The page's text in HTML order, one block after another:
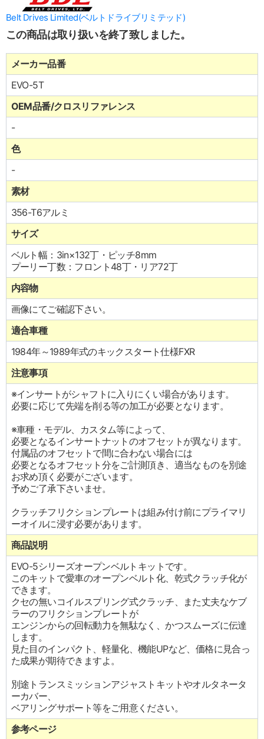
Belt Drives Limited(ベルトドライブリミテッド)
この商品は取り扱いを終了致しました。
メーカー品番
EVO-5T
OEM品番/クロスリファレンス
-
色
-
素材
356-T6アルミ
サイズ
ベルト幅：3in×132丁・ピッチ8mm
プーリー丁数：フロント48丁・リア72丁
内容物
画像にてご確認下さい。
適合車種
1984年～1989年式のキックスタート仕様FXR
注意事項
※インサートがシャフトに入りにくい場合があります。
必要に応じて先端を削る等の加工が必要となります。
※車種・モデル、カスタム等によって、
必要となるインサートナットのオフセットが異なります。
付属品のオフセットで間に合わない場合には
必要となるオフセット分をご計測頂き、適当なものを別途
お求め頂く必要がございます。
予めご了承下さいませ。
クラッチフリクションプレートは組み付け前にプライマリ
ーオイルに浸す必要があります。
商品説明
EVO-5シリーズオープンベルトキットです。
このキットで愛車のオープンベルト化、乾式クラッチ化が
できます。
クセの無いコイルスプリング式クラッチ、また丈夫なケブ
ラーのフリクションプレートが
エンジンからの回転動力を無駄なく、かつスムーズに伝達
します。
見た目のインパクト、軽量化、機能UPなど、価格に見合っ
た成果が期待できますよ。
別途トランスミッションアジャストキットやオルタネータ
ーカバー、
ベアリングサポート等をご用意ください。
参考ページ